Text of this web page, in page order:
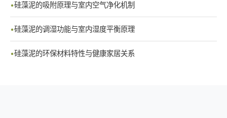
硅藻泥的吸附原理与室内空气净化机制
硅藻泥的调湿功能与室内湿度平衡原理
硅藻泥的环保材料特性与健康家居关系